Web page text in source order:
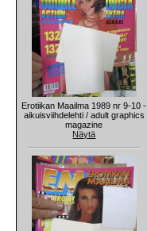
Erotiikan Maailma 1989 nr 9-10 -
aikuisviihdelehti / adult graphics
magazine
Näytä